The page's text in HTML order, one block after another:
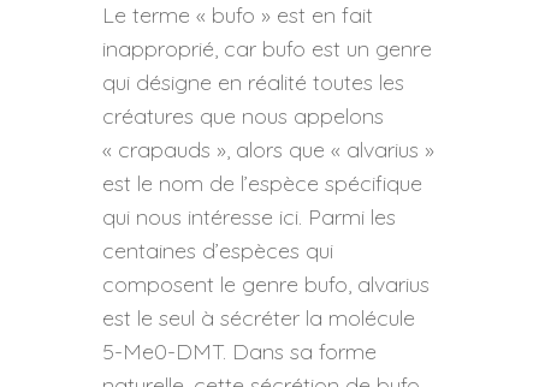
Le terme « bufo » est en fait
inapproprié, car bufo est un genre
qui désigne en réalité toutes les
créatures que nous appelons
« crapauds », alors que « alvarius »
est le nom de l’espèce spécifique
qui nous intéresse ici. Parmi les
centaines d’espèces qui
composent le genre bufo, alvarius
est le seul à sécréter la molécule
5-Me0-DMT. Dans sa forme